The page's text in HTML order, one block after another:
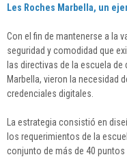
Les Roches Marbella, un
Con el fin de mantenerse a la
seguridad y comodidad que
las directivas de la escuela
Marbella, vieron la necesidad
credenciales digitales.
La estrategia consistió en
los requerimientos de la
conjunto de más de 40